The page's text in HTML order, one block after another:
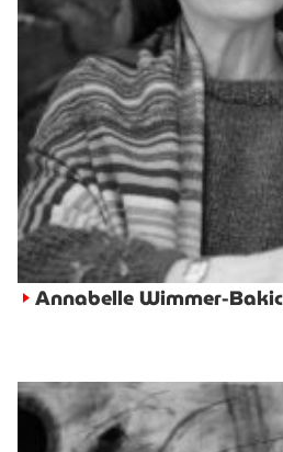
► Annabelle Wimmer-Bakic